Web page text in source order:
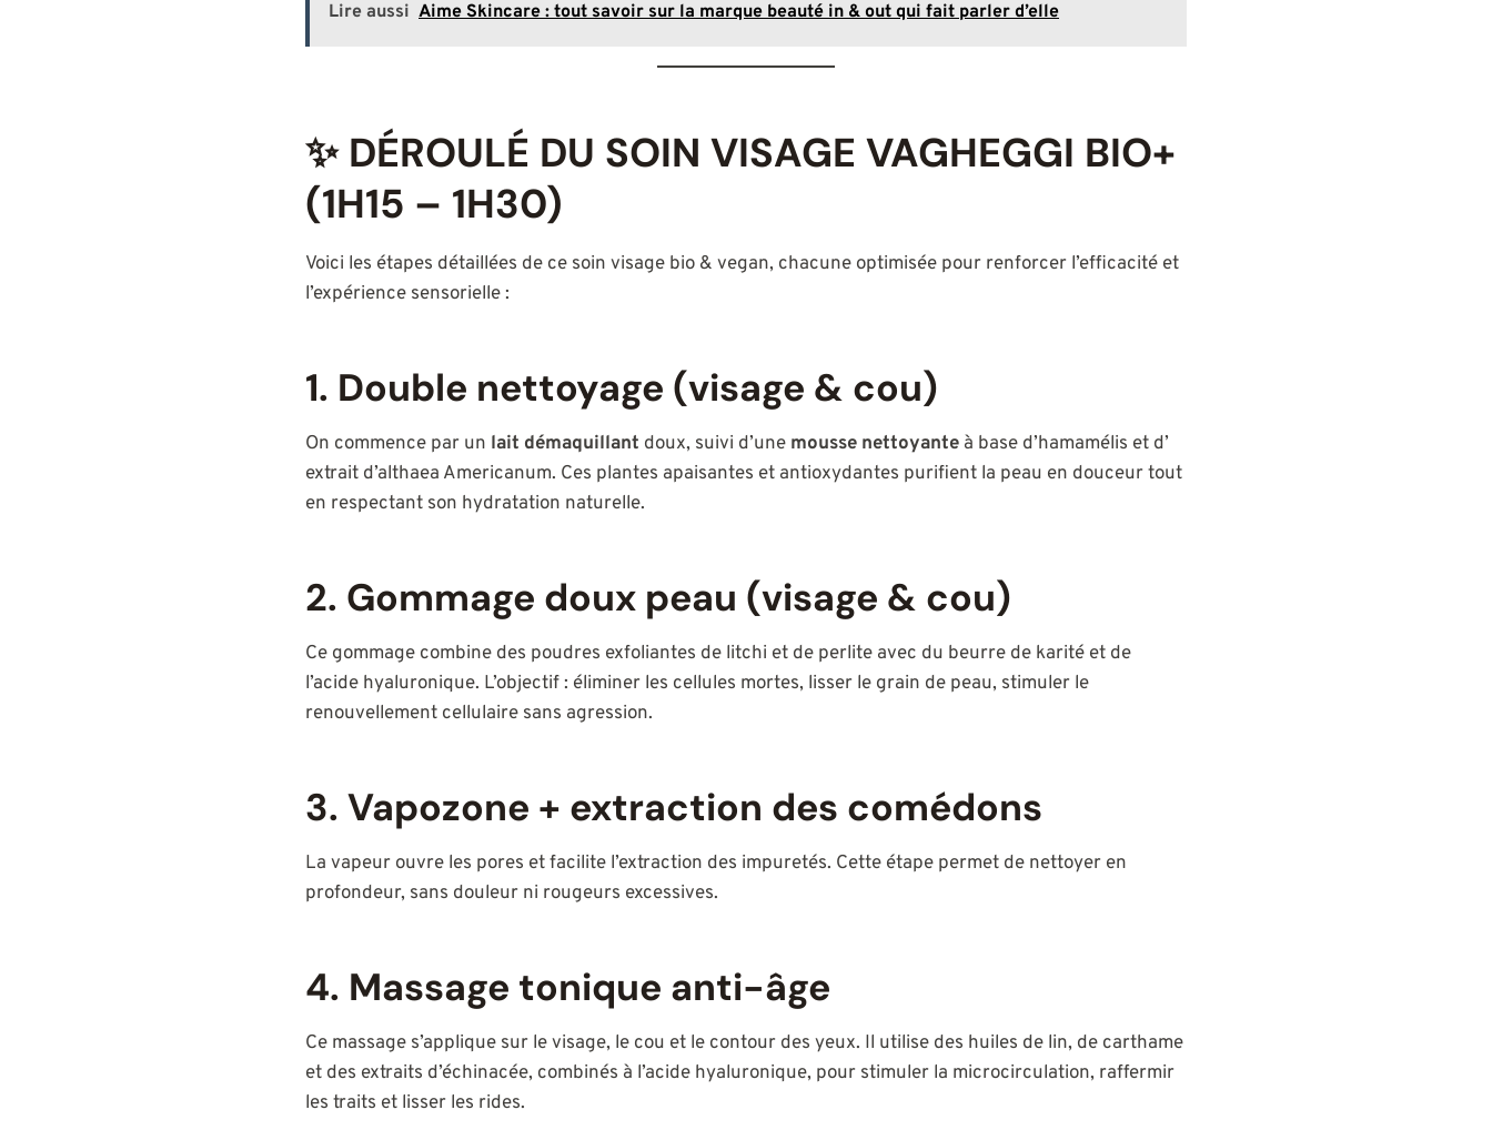
Lire aussi Aime Skincare : tout savoir sur la marque beauté in & out qui fait parler d’elle
✨ DÉROULÉ DU SOIN VISAGE VAGHEGGI BIO+
(1H15 – 1H30)
Voici les étapes détaillées de ce soin visage bio & vegan, chacune optimisée pour renforcer l’efficacité et
l’expérience sensorielle :
1. Double nettoyage (visage & cou)
On commence par un lait démaquillant doux, suivi d’une mousse nettoyante à base d’hamamélis et d’
extrait d’althaea Americanum. Ces plantes apaisantes et antioxydantes purifient la peau en douceur tout
en respectant son hydratation naturelle.
2. Gommage doux peau (visage & cou)
Ce gommage combine des poudres exfoliantes de litchi et de perlite avec du beurre de karité et de
l’acide hyaluronique. L’objectif : éliminer les cellules mortes, lisser le grain de peau, stimuler le
renouvellement cellulaire sans agression.
3. Vapozone + extraction des comédons
La vapeur ouvre les pores et facilite l’extraction des impuretés. Cette étape permet de nettoyer en
profondeur, sans douleur ni rougeurs excessives.
4. Massage tonique anti-âge
Ce massage s’applique sur le visage, le cou et le contour des yeux. Il utilise des huiles de lin, de carthame
et des extraits d’échinacée, combinés à l’acide hyaluronique, pour stimuler la microcirculation, raffermir
les traits et lisser les rides.